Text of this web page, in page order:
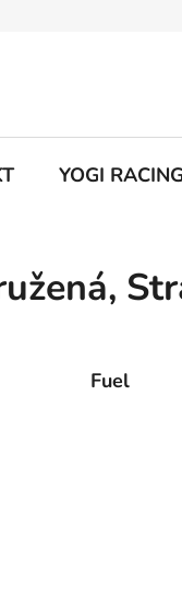
YOGI
,
Fuel